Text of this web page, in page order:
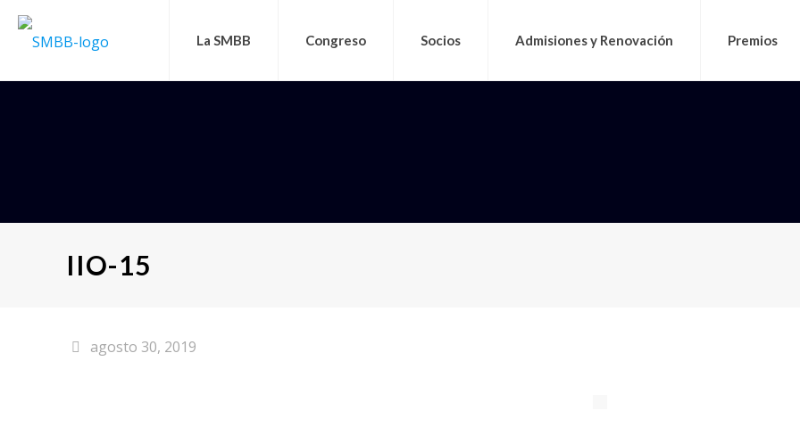
La SMBB Congreso Socios Admisiones y Renovación Premios
IIO-15
agosto 30, 2019